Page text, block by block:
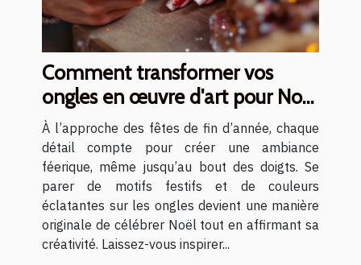
Comment transformer vos
ongles en œuvre d'art pour Noël
?
À l’approche des fêtes de fin d’année, chaque
détail compte pour créer une ambiance
féerique, même jusqu’au bout des doigts. Se
parer de motifs festifs et de couleurs
éclatantes sur les ongles devient une manière
originale de célébrer Noël tout en affirmant sa
créativité. Laissez-vous inspirer...